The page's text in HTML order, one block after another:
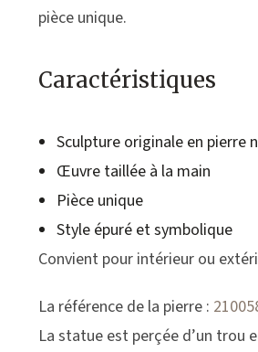
pièce unique.
Caractéristiques
Sculpture originale en pierre
Œuvre taillée à la main
Pièce unique
Style épuré et symbolique
Convient pour intérieur ou
La référence de la pierre :
La statue est perçée d’un trou